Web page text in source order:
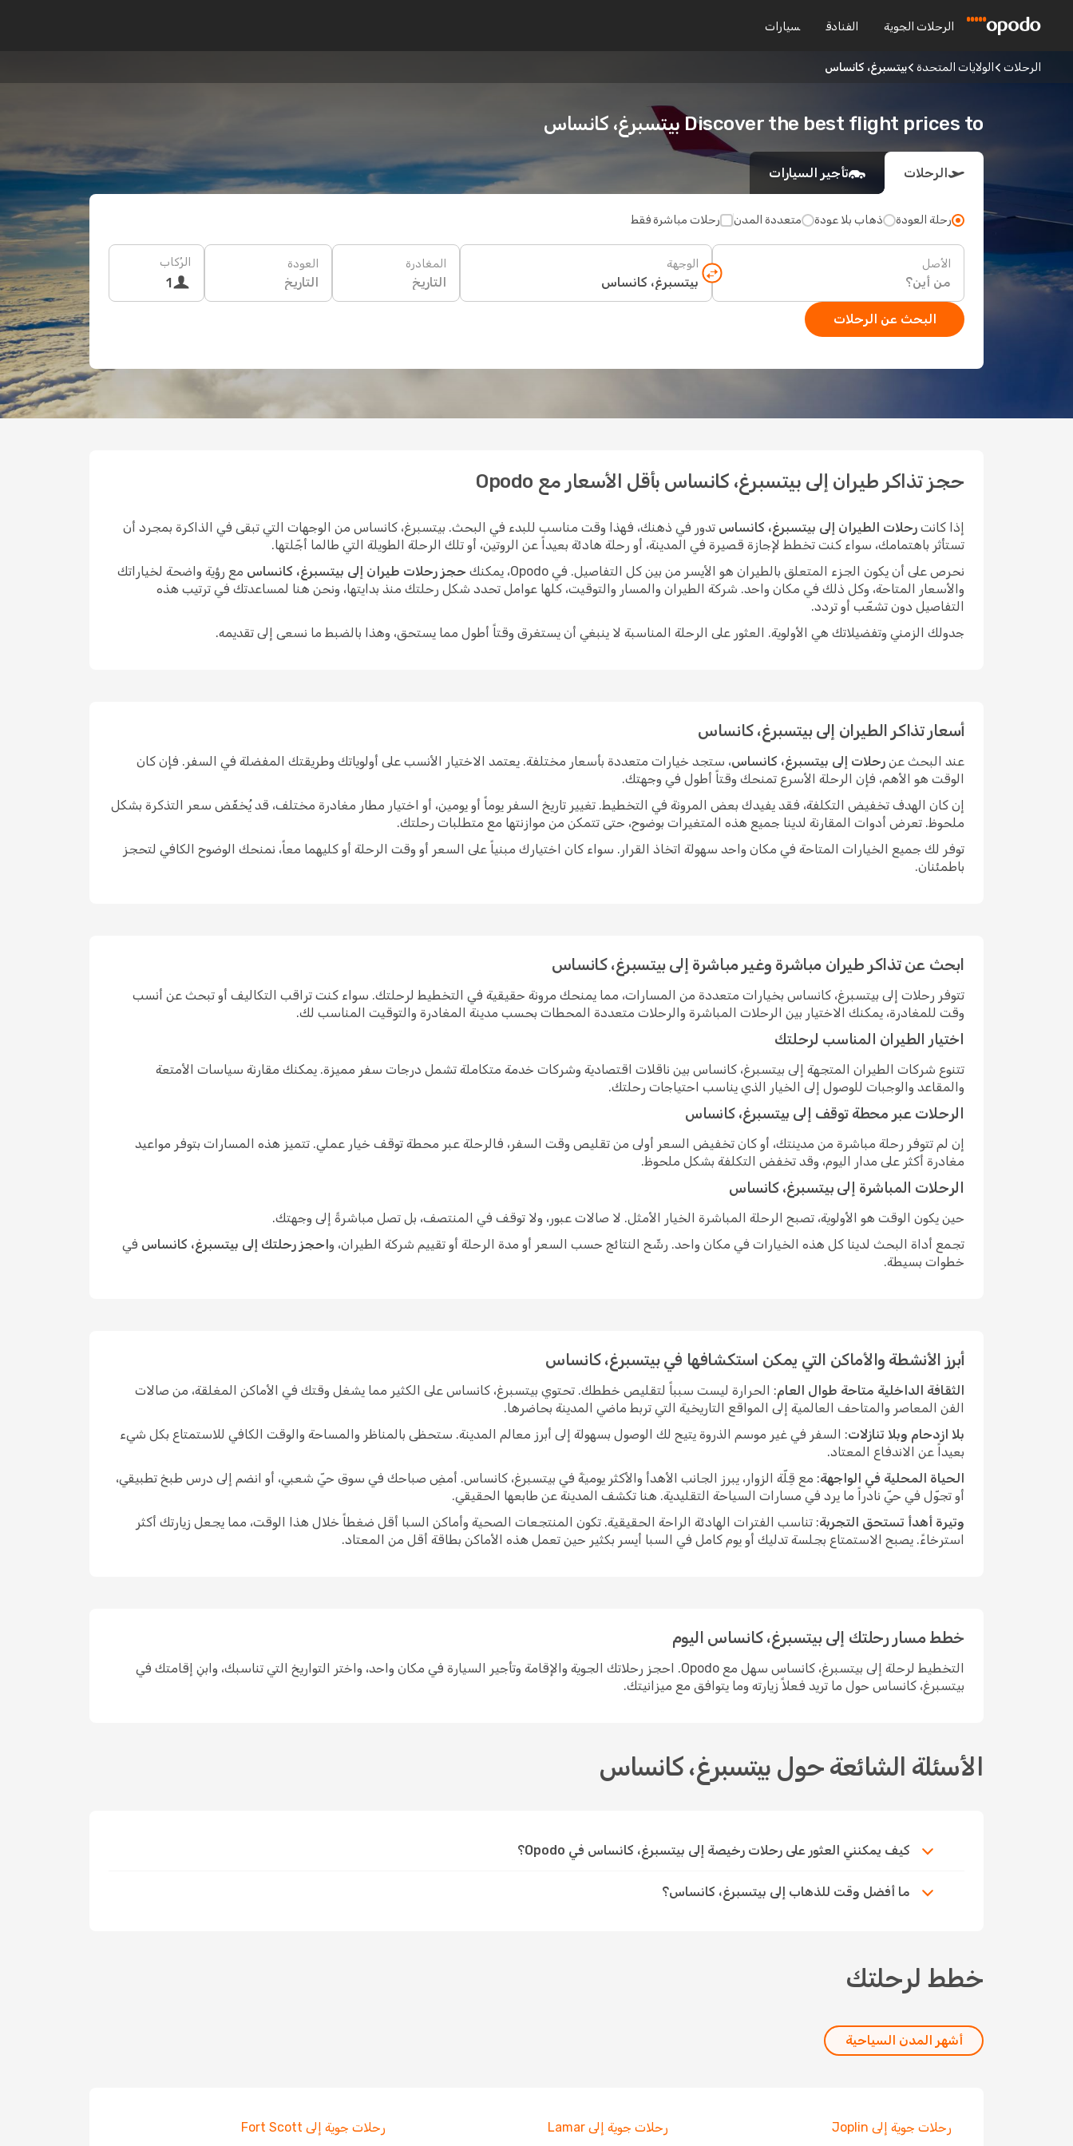
الرحلات الجوية الفنادق سيارات
الرحلات الولايات المتحدة بيتسبرغ، كانساس
Discover the best flight prices to بيتسبرغ، كانساس
الرحلات تأجير السيارات
رحلة العودة ذهاب بلا عودة متعددة المدن رحلات مباشرة فقط
الأصل الوجهة المغادرة
التاريخ
العودة
التاريخ
الرُكاب
1
البحث عن الرحلات
حجز تذاكر طيران إلى بيتسبرغ، كانساس بأقل الأسعار مع Opodo
إذا كانت رحلات الطيران إلى بيتسبرغ، كانساس تدور في ذهنك، فهذا وقت مناسب للبدء في البحث. بيتسبرغ، كانساس من الوجهات التي تبقى في الذاكرة بمجرد أن
تستأثر باهتمامك، سواء كنت تخطط لإجازة قصيرة في المدينة، أو رحلة هادئة بعيداً عن الروتين، أو تلك الرحلة الطويلة التي طالما أجّلتها.
نحرص على أن يكون الجزء المتعلق بالطيران هو الأيسر من بين كل التفاصيل. في Opodo، يمكنك
حجز رحلات طيران إلى بيتسبرغ، كانساس مع رؤية واضحة لخياراتك
والأسعار المتاحة، وكل ذلك في مكان واحد. شركة الطيران والمسار والتوقيت، كلها عوامل تحدد شكل رحلتك منذ بدايتها، ونحن هنا لمساعدتك في ترتيب هذه
التفاصيل دون تشعّب أو تردد.
جدولك الزمني وتفضيلاتك هي الأولوية. العثور على الرحلة المناسبة لا ينبغي أن يستغرق وقتاً أطول مما يستحق، وهذا بالضبط ما نسعى إلى تقديمه.
أسعار تذاكر الطيران إلى بيتسبرغ، كانساس
عند البحث عن رحلات إلى بيتسبرغ، كانساس، ستجد خيارات متعددة بأسعار مختلفة. يعتمد الاختيار الأنسب على أولوياتك وطريقتك المفضلة في السفر. فإن كان
الوقت هو الأهم، فإن الرحلة الأسرع تمنحك وقتاً أطول في وجهتك.
إن كان الهدف تخفيض التكلفة، فقد يفيدك بعض المرونة في التخطيط. تغيير تاريخ السفر يوماً أو يومين، أو اختيار مطار مغادرة مختلف، قد يُخفّض سعر التذكرة بشكل
ملحوظ. تعرض أدوات المقارنة لدينا جميع هذه المتغيرات بوضوح، حتى تتمكن من موازنتها مع متطلبات رحلتك.
توفر لك جميع الخيارات المتاحة في مكان واحد سهولة اتخاذ القرار. سواء كان اختيارك مبنياً على السعر أو وقت الرحلة أو كليهما معاً، نمنحك الوضوح الكافي لتحجز
باطمئنان.
ابحث عن تذاكر طيران مباشرة وغير مباشرة إلى بيتسبرغ، كانساس
تتوفر رحلات إلى بيتسبرغ، كانساس بخيارات متعددة من المسارات، مما يمنحك مرونة حقيقية في التخطيط لرحلتك. سواء كنت تراقب التكاليف أو تبحث عن أنسب
وقت للمغادرة، يمكنك الاختيار بين الرحلات المباشرة والرحلات متعددة المحطات بحسب مدينة المغادرة والتوقيت المناسب لك.
اختيار الطيران المناسب لرحلتك
تتنوع شركات الطيران المتجهة إلى بيتسبرغ، كانساس بين ناقلات اقتصادية وشركات خدمة متكاملة تشمل درجات سفر مميزة. يمكنك مقارنة سياسات الأمتعة
والمقاعد والوجبات للوصول إلى الخيار الذي يناسب احتياجات رحلتك.
الرحلات عبر محطة توقف إلى بيتسبرغ، كانساس
إن لم تتوفر رحلة مباشرة من مدينتك، أو كان تخفيض السعر أولى من تقليص وقت السفر، فالرحلة عبر محطة توقف خيار عملي. تتميز هذه المسارات بتوفر مواعيد
مغادرة أكثر على مدار اليوم، وقد تخفض التكلفة بشكل ملحوظ.
الرحلات المباشرة إلى بيتسبرغ، كانساس
حين يكون الوقت هو الأولوية، تصبح الرحلة المباشرة الخيار الأمثل. لا صالات عبور، ولا توقف في المنتصف، بل تصل مباشرةً إلى وجهتك.
تجمع أداة البحث لدينا كل هذه الخيارات في مكان واحد. رشّح النتائج حسب السعر أو مدة الرحلة أو تقييم شركة الطيران، واحجز رحلتك إلى بيتسبرغ، كانساس في
خطوات بسيطة.
أبرز الأنشطة والأماكن التي يمكن استكشافها في بيتسبرغ، كانساس
الثقافة الداخلية متاحة طوال العام: الحرارة ليست سبباً لتقليص خططك. تحتوي بيتسبرغ، كانساس على الكثير مما يشغل وقتك في الأماكن المغلقة، من صالات
الفن المعاصر والمتاحف العالمية إلى المواقع التاريخية التي تربط ماضي المدينة بحاضرها.
بلا ازدحام وبلا تنازلات: السفر في غير موسم الذروة يتيح لك الوصول بسهولة إلى أبرز معالم المدينة. ستحظى بالمناظر والمساحة والوقت الكافي للاستمتاع بكل شيء
بعيداً عن الاندفاع المعتاد.
الحياة المحلية في الواجهة: مع قِلّة الزوار، يبرز الجانب الأهدأ والأكثر يوميةً في بيتسبرغ، كانساس. أمضِ صباحك في سوق حيّ شعبي، أو انضم إلى درس طبخ تطبيقي،
أو تجوّل في حيّ نادراً ما يرد في مسارات السياحة التقليدية. هنا تكشف المدينة عن طابعها الحقيقي.
وتيرة أهدأ تستحق التجربة: تناسب الفترات الهادئة الراحة الحقيقية. تكون المنتجعات الصحية وأماكن السبا أقل ضغطاً خلال هذا الوقت، مما يجعل زيارتك أكثر
استرخاءً. يصبح الاستمتاع بجلسة تدليك أو يوم كامل في السبا أيسر بكثير حين تعمل هذه الأماكن بطاقة أقل من المعتاد.
خطط مسار رحلتك إلى بيتسبرغ، كانساس اليوم
التخطيط لرحلة إلى بيتسبرغ، كانساس سهل مع Opodo. احجز رحلاتك الجوية والإقامة وتأجير السيارة في مكان واحد، واختر التواريخ التي تناسبك، وابنِ إقامتك في
بيتسبرغ، كانساس حول ما تريد فعلاً زيارته وما يتوافق مع ميزانيتك.
الأسئلة الشائعة حول بيتسبرغ، كانساس
كيف يمكنني العثور على رحلات رخيصة إلى بيتسبرغ، كانساس في Opodo؟
ما أفضل وقت للذهاب إلى بيتسبرغ، كانساس؟
خطط لرحلتك
أشهر المدن السياحية
رحلات جوية إلى Joplin رحلات جوية إلى Lamar رحلات جوية إلى Fort Scott